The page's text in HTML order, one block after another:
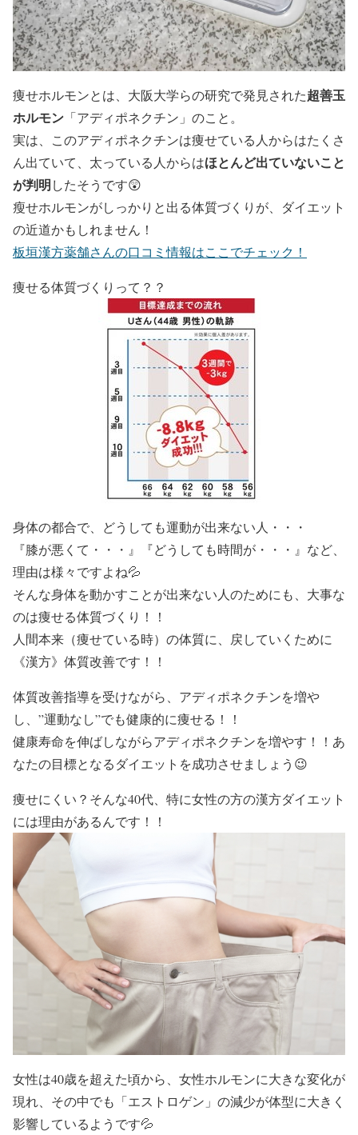
痩せホルモンとは、大阪大学らの研究で発見された超善玉
ホルモン 「アディポネクチン」 のこと。
実は、このアディポネクチンは痩せている人からはたくさ
ん出ていて、太っている人からはほとんど出ていないこと
が判明したそうです😲
瘦せホルモンがしっかりと出る体質づくりが、ダイエット
の近道かもしれません！
板垣漢方薬舗さんの口コミ情報はここでチェック！
痩せる体質づくりって？？
身体の都合で、どうしても運動が出来ない人・・・
『膝が悪くて・・・』『どうしても時間が・・・』など、
理由は様々ですよね💦
そんな身体を動かすことが出来ない人のためにも、大事な
のは痩せる体質づくり！！
人間本来（痩せている時）の体質に、戻していくために
《漢方》体質改善です！！
体質改善指導を受けながら、アディポネクチンを増や
し、”運動なし”でも健康的に痩せる！！
健康寿命を伸ばしながらアディポネクチンを増やす！！あ
なたの目標となるダイエットを成功させましょう😉
痩せにくい？そんな40代、特に女性の方の漢方ダイエット
には理由があるんです！！
女性は40歳を超えた頃から、女性ホルモンに大きな変化が
現れ、その中でも 「エストロゲン」 の減少が体型に大きく
影響しているようです💦